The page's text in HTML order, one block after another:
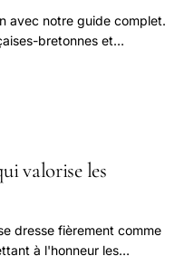
avec notre guide complet.
bretonnes et
valorise les
dresse fièrement comme
à l'honneur les